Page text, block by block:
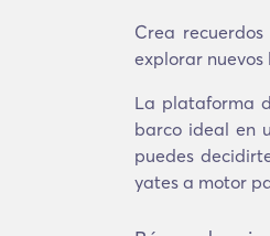
Crea
explorar
La plataforma
barco ideal en
puedes
yates a motor